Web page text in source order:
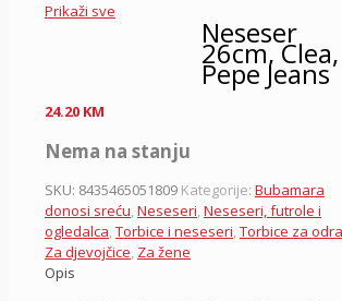
Prikaži sve
Neseser
26cm, Clea,
Pepe Jeans
24.20 KM
Nema na stanju
SKU: 8435465051809 Kategorije: Bubamara
donosi sreću,Neseseri,Neseseri, futrole i
ogledalca,Torbice i neseseri,Torbice za
Za djevojčice, Za žene
Opis